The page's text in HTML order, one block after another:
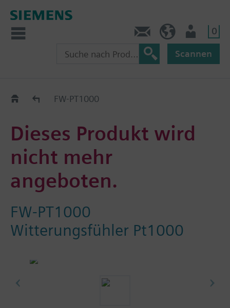
0
Scannen
Austauschhilfe
FW-PT1000
Dieses Produkt wird
nicht mehr
angeboten.
FW-PT1000
Witterungsfühler Pt1000